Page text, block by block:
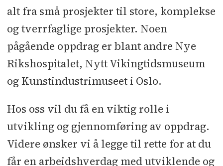
alt fra små prosjekter til store, komplekse
og tverrfaglige prosjekter. Noen
pågående oppdrag er blant andre Nye
Rikshospitalet, Nytt Vikingtidsmuseum
og Kunstindustrimuseet i Oslo.
Hos oss vil du få en viktig rolle i
utvikling og gjennomføring av oppdrag.
Videre ønsker vi å legge til rette for at du
får en arbeidshverdag med utviklende og